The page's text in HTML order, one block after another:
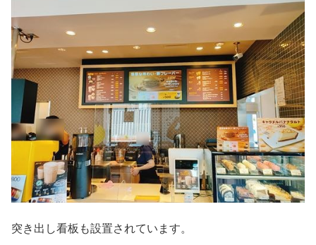
突き出し看板も設置されています。